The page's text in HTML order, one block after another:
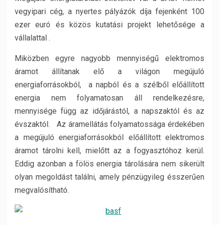
vegyipari cég, a nyertes pályázók díja fejenként 100
ezer euró és közös kutatási projekt lehetősége a
vállalattal .
Miközben egyre nagyobb mennyiségű elektromos
áramot állítanak elő a világon megújuló
energiaforrásokból, a napból és a szélből előállított
energia nem folyamatosan áll rendelkezésre,
mennyisége függ az időjárástól, a napszaktól és az
évszaktól. Az áramellátás folyamatossága érdekében
a megújuló energiaforrásokból előállított elektromos
áramot tárolni kell, mielőtt az a fogyasztóhoz kerül.
Eddig azonban a fölös energia tárolására nem sikerült
olyan megoldást találni, amely pénzügyileg ésszerűen
megvalósítható.